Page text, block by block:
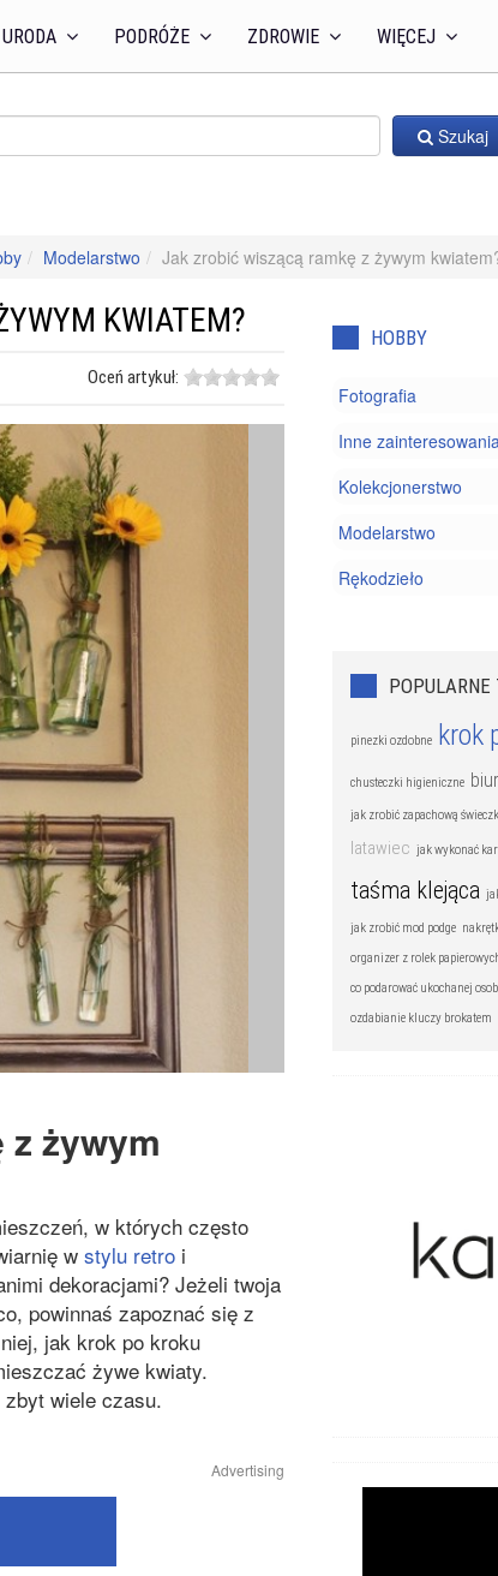
PODRÓŻE ZDROWIE WIĘCEJ
Szukaj
Modelarstwo Jak zrobić wiszącą ramkę z żywym
KWIATEM?
Oceń artykuł:
żywym
w których często
w stylu retro i
dekoracjami? Jeżeli twoja
powinnaś zapoznać się z
jak krok po kroku
żywe kwiaty.
wiele czasu.
Advertising
HOBBY
Fotografia
Inne
Kolekcjonerstwo
Modelarstwo
Rękodzieło
Wyrób biżuterii
POPULARNE
pinezki ozdobne krok
chusteczki higieniczne
jak zrobić zapachową
latawiec jak wykonać
taśma klejąca
jak zrobić mod podge
organizer z rolek
co podarować ukochanej
ozdabianie kluczy brokatem